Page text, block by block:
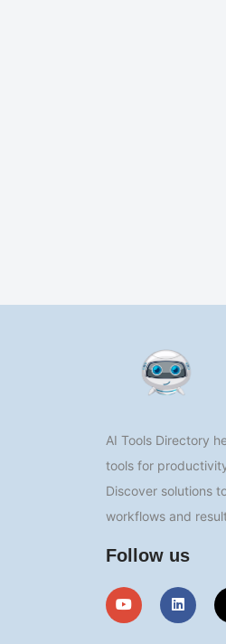
AI Tools Directory
tools for
Discover solutions
workflows and
Follow us